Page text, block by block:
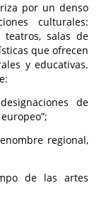
por un denso
culturales:
teatros, salas de
que ofrecen
y educativas.
de
regional,
de las artes